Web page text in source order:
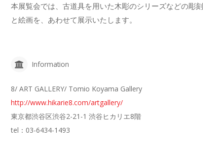
本展覧会では、古道具を用いた木彫のシリーズなどの彫刻
と絵画を、あわせて展示いたします。
Information
8/ ART GALLERY/ Tomio Koyama Gallery
http://www.hikarie8.com/artgallery/
東京都渋谷区渋谷2-21-1 渋谷ヒカリエ8階
tel：03-6434-1493